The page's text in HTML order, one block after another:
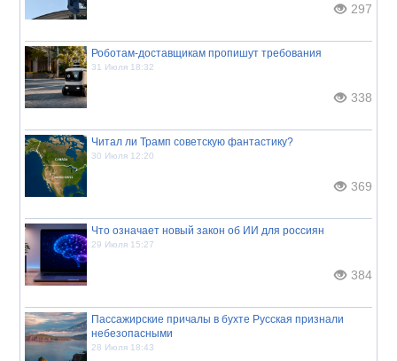
297
Роботам-доставщикам пропишут требования
31 Июля 18:32
338
Читал ли Трамп советскую фантастику?
30 Июля 12:20
369
Что означает новый закон об ИИ для россиян
29 Июля 15:27
384
Пассажирские причалы в бухте Русская признали
небезопасными
28 Июля 18:43